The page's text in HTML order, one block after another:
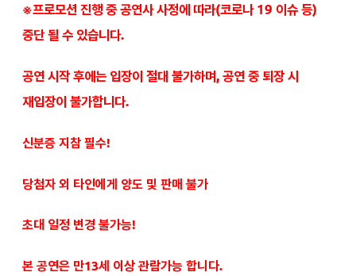
※프로모션 진행 중 공연사 사정에 따라(코로나 19 이슈 등)
중단 될 수 있습니다.
공연 시작 후에는 입장이 절대 불가하며, 공연 중 퇴장 시
재입장이 불가합니다.
신분증 지참 필수!
당첨자 외 타인에게 양도 및 판매 불가
초대 일정 변경 불가능!
본 공연은 만13세 이상 관람가능 합니다.